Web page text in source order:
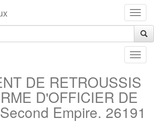
DE RETROUSSIS
D'OFFICIER DE
Empire. 26191